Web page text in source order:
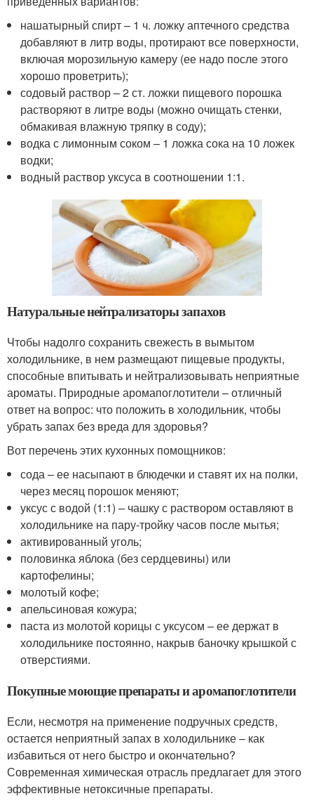
нашатырный спирт – 1 ч. ложку аптечного средства
добавляют в литр воды, протирают все поверхности,
включая морозильную камеру (ее надо после этого
хорошо проветрить);
содовый раствор – 2 ст. ложки пищевого порошка
растворяют в литре воды (можно очищать стенки,
обмакивая влажную тряпку в соду);
водка с лимонным соком – 1 ложка сока на 10 ложек
водки;
водный раствор уксуса в соотношении 1:1.
Натуральные нейтрализаторы запахов
Чтобы надолго сохранить свежесть в вымытом
холодильнике, в нем размещают пищевые продукты,
способные впитывать и нейтрализовывать неприятные
ароматы. Природные аромапоглотители – отличный
ответ на вопрос: что положить в холодильник, чтобы
убрать запах без вреда для здоровья?
Вот перечень этих кухонных помощников:
сода – ее насыпают в блюдечки и ставят их на полки,
через месяц порошок меняют;
уксус с водой (1:1) – чашку с раствором оставляют в
холодильнике на пару-тройку часов после мытья;
активированный уголь;
половинка яблока (без сердцевины) или
картофелины;
молотый кофе;
апельсиновая кожура;
паста из молотой корицы с уксусом – ее держат в
холодильнике постоянно, накрыв баночку крышкой с
отверстиями.
Покупные моющие препараты и аромапоглотители
Если, несмотря на применение подручных средств,
остается неприятный запах в холодильнике – как
избавиться от него быстро и окончательно?
Современная химическая отрасль предлагает для этого
эффективные нетоксичные препараты.